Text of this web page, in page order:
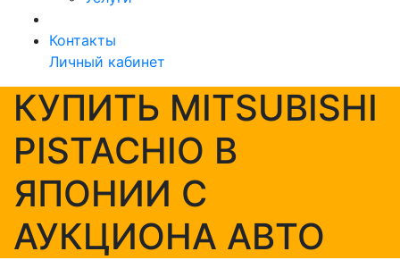
Контакты
Личный кабинет
КУПИТЬ MITSUBISHI
PISTACHIO В
ЯПОНИИ С
АУКЦИОНА АВТО